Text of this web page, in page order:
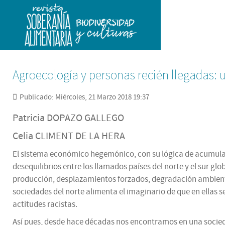
Agroecología y personas recién llegadas:
Publicado: Miércoles, 21 Marzo 2018 19:37
Patricia DOPAZO GALLEGO
Celia CLIMENT DE LA HERA
El sistema económico hegemónico, con su lógica de
desequilibrios entre los llamados países del norte y el sur
producción, desplazamientos forzados, degradación
sociedades del norte alimenta el imaginario de que en ellas
actitudes racistas.
Así pues, desde hace décadas nos encontramos en una